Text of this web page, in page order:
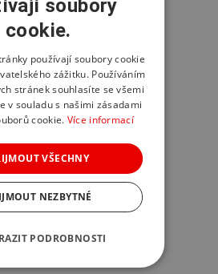
soubory
cookie.
používají soubory cookie
zážitku. Používáním
stránek souhlasíte se všemi
v souladu s našimi zásadami
cookie. Více informací
VŠECHNY
NEZBYTNÉ
PODROBNOSTI